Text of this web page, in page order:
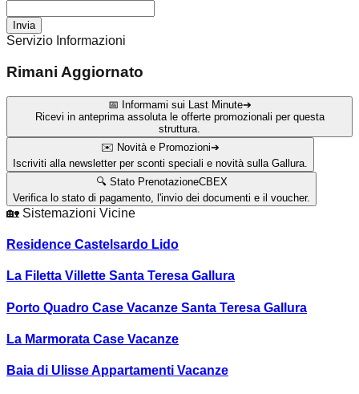
Invia
Servizio Informazioni
Rimani Aggiornato
📅 Informami sui Last Minute➔
Ricevi in anteprima assoluta le offerte promozionali per questa
struttura.
✉️ Novità e Promozioni➔
Iscriviti alla newsletter per sconti speciali e novità sulla Gallura.
🔍 Stato PrenotazioneCBEX
Verifica lo stato di pagamento, l'invio dei documenti e il voucher.
🏡 Sistemazioni Vicine
Residence Castelsardo Lido
La Filetta Villette Santa Teresa Gallura
Porto Quadro Case Vacanze Santa Teresa Gallura
La Marmorata Case Vacanze
Baia di Ulisse Appartamenti Vacanze